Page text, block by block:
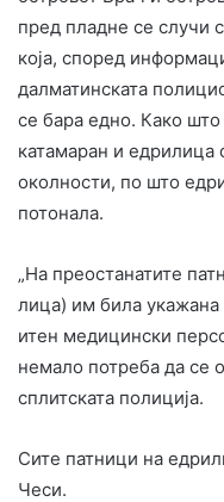
пред пладне се случи
која, според
далматинската
се бара едно. Како
катамаран и едрилица
околности, по што
потонала.
„На преостанатите
лица) им била
итен медицински
немало потреба да се
сплитската полиција.
Сите патници на
Чеси.